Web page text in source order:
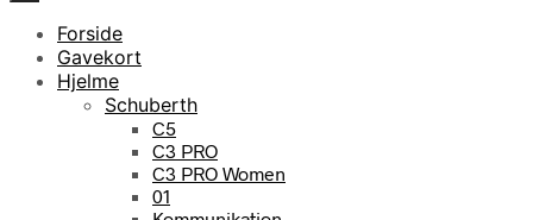
Forside
Gavekort
Hjelme
Schuberth
C5
C3 PRO
C3 PRO Women
01